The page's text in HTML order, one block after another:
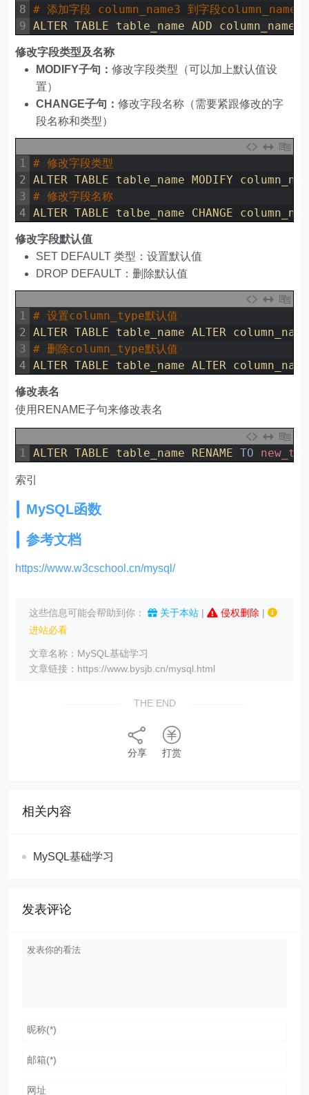
8
9
# 添加字段 column_name3 到字段column_name
ALTER TABLE table_name ADD column_name3
修改字段类型及名称
MODIFY子句：修改字段类型（可以加上默认值设
置）
CHANGE子句：修改字段名称（需要紧跟修改的字
段名称和类型）
1
2
3
4
# 修改字段类型
ALTER TABLE table_name MODIFY
# 修改字段名称
ALTER TABLE talbe_name CHANGE
修改字段默认值
SET DEFAULT 类型：设置默认值
DROP DEFAULT：删除默认值
1
2
3
4
# 设置column_type默认值
ALTER TABLE table_name ALTER
# 删除column_type默认值
ALTER TABLE table_name ALTER
修改表名
使用RENAME子句来修改表名
1 ALTER TABLE table_name RENAME TO
索引
MySQL函数
参考文档
https://www.w3cschool.cn/mysql/
这些信息可能会帮助到你： 关于本站 | 侵权删除 |
进站必看
文章名称：MySQL基础学习
文章链接：https://www.bysjb.cn/mysql.html
THE END
分享 打赏
相关内容
MySQL基础学习
发表评论